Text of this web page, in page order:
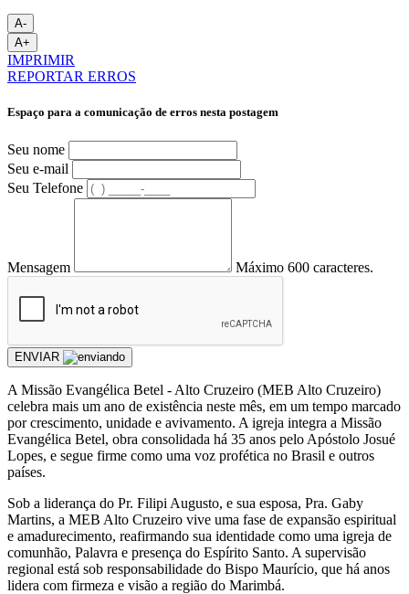
A-
A+
IMPRIMIR
REPORTAR ERROS
Espaço para a comunicação de erros nesta postagem
Seu nome
Seu e-mail
Seu Telefone
Mensagem Máximo 600 caracteres.
ENVIAR
A Missão Evangélica Betel - Alto Cruzeiro (MEB Alto Cruzeiro)
celebra mais um ano de existência neste mês, em um tempo marcado
por crescimento, unidade e avivamento. A igreja integra a Missão
Evangélica Betel, obra consolidada há 35 anos pelo Apóstolo Josué
Lopes, e segue firme como uma voz profética no Brasil e outros
países.
Sob a liderança do Pr. Filipi Augusto, e sua esposa, Pra. Gaby
Martins, a MEB Alto Cruzeiro vive uma fase de expansão espiritual
e amadurecimento, reafirmando sua identidade como uma igreja de
comunhão, Palavra e presença do Espírito Santo. A supervisão
regional está sob responsabilidade do Bispo Maurício, que há anos
lidera com firmeza e visão a região do Marimbá.